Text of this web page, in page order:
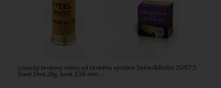
Lovecký brokový náboj od českého výrobce Sellier&Bellot 20/67,5
Steel Shot 28g, brok 3,56 mm, ...